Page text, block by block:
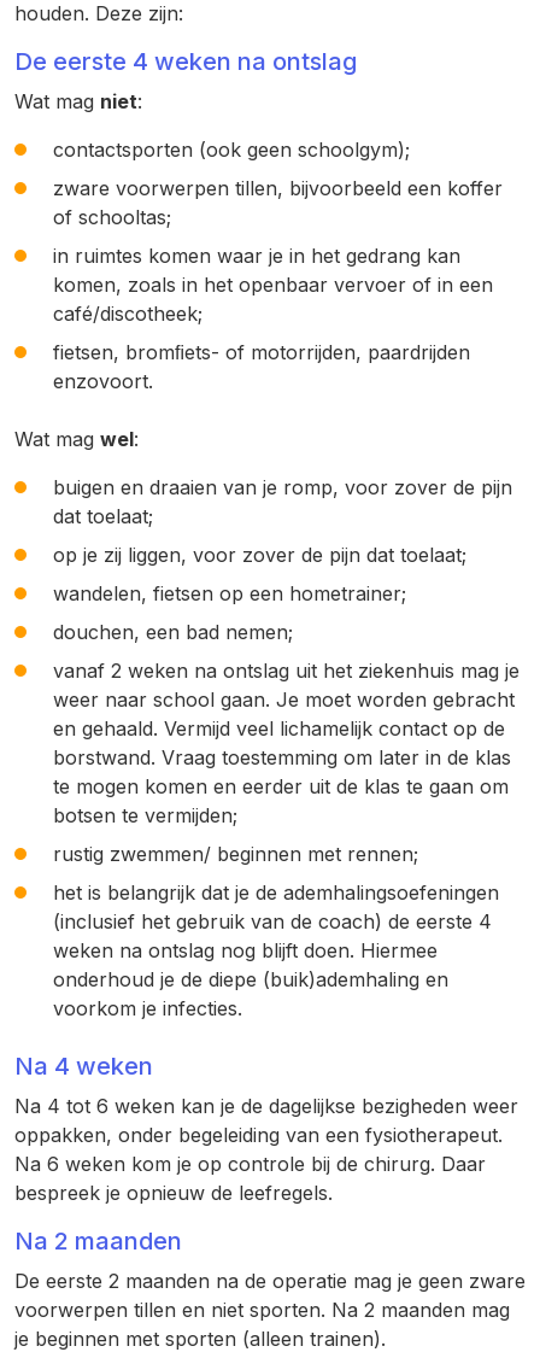
houden. Deze zijn:
De eerste 4 weken na ontslag
Wat mag niet:
contactsporten (ook geen schoolgym);
zware voorwerpen tillen, bijvoorbeeld een koffer
of schooltas;
in ruimtes komen waar je in het gedrang kan
komen, zoals in het openbaar vervoer of in een
café/discotheek;
fietsen, bromﬁets- of motorrijden, paardrijden
enzovoort.
Wat mag wel:
buigen en draaien van je romp, voor zover de pijn
dat toelaat;
op je zij liggen, voor zover de pijn dat toelaat;
wandelen, fietsen op een hometrainer;
douchen, een bad nemen;
vanaf 2 weken na ontslag uit het ziekenhuis mag je
weer naar school gaan. Je moet worden gebracht
en gehaald. Vermijd veel lichamelijk contact op de
borstwand. Vraag toestemming om later in de klas
te mogen komen en eerder uit de klas te gaan om
botsen te vermijden;
rustig zwemmen/ beginnen met rennen;
het is belangrijk dat je de ademhalingsoefeningen
(inclusief het gebruik van de coach) de eerste 4
weken na ontslag nog blijft doen. Hiermee
onderhoud je de diepe (buik)ademhaling en
voorkom je infecties.
Na 4 weken
Na 4 tot 6 weken kan je de dagelijkse bezigheden weer
oppakken, onder begeleiding van een fysiotherapeut.
Na 6 weken kom je op controle bij de chirurg. Daar
bespreek je opnieuw de leefregels.
Na 2 maanden
De eerste 2 maanden na de operatie mag je geen zware
voorwerpen tillen en niet sporten. Na 2 maanden mag
je beginnen met sporten (alleen trainen).